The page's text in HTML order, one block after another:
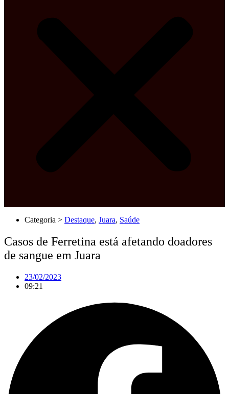
Categoria > Destaque, Juara, Saúde
Casos de Ferretina está afetando doadores
de sangue em Juara
23/02/2023
09:21